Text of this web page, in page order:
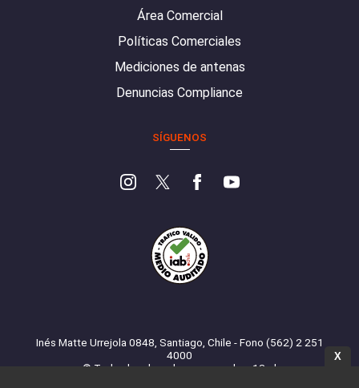
Área Comercial
Políticas Comerciales
Mediciones de antenas
Denuncias Compliance
SÍGUENOS
Inés Matte Urrejola 0848, Santiago, Chile - Fono (562) 2 251
4000
© Todos los derechos reservados. 13.cl
X